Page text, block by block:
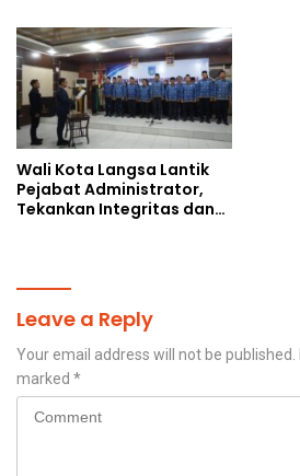
Nusantara 2026
Wali Kota Langsa Lantik
Pejabat Administrator,
Tekankan Integritas dan
Leave a Reply
Your email address will not be published.
marked *